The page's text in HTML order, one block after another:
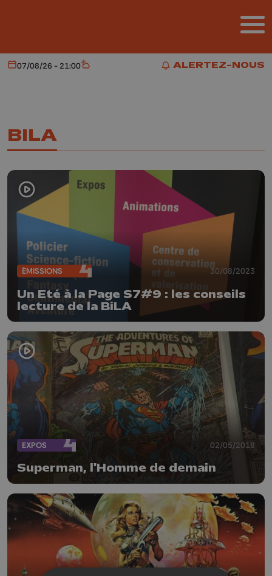
ALERTEZ-NOUS
ALERTEZ-NOUS
Aujourd'hui
07/08/26 - 21:00 Météo
BILA
ÉMISSIONS 30/08/2023
Un Eté à la Page S7#9 : les conseils
lecture de la BiLA
EXPOS 02/05/2018
Superman, l'Homme de demain